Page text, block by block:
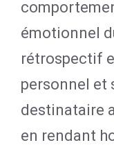
émotionnel
rétrospectif
personnel et
destinataire
en rendant